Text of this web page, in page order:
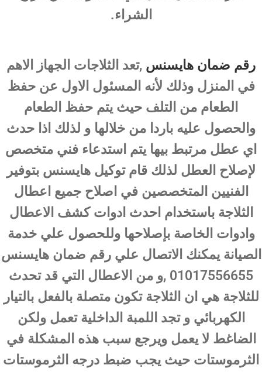
الشراء.
رقم ضمان هايسنس ,تعد الثلاجات الجهاز الاهم
في المنزل وذلك لأنه المسئول الاول عن حفظ
الطعام من التلف حيث يتم حفظ الطعام
والحصول عليه باردا من خلالها و لذلك اذا حدث
اي عطل مرتبط بيها يتم استدعاء فني متخصص
لإصلاح العطل لذلك قام توكيل هايسنس بتوفير
الفنيين المتخصصين في اصلاح جميع اعطال
الثلاجة باستخدام احدث ادوات كشف الاعطال
وادوات الخاصة بإصلاحها وللحصول علي خدمة
الصيانة يمكنك الاتصال علي رقم ضمان هايسنس
01017556655 ,و من الاعطال التي قد تحدث
للثلاجة هي ان الثلاجة تكون متصلة بالفعل بالتيار
الكهربائي و تجد اللمبة الداخلية تعمل ولكن
الضاغط لا يعمل ويرجع سبب هذه المشكلة في
الثرموستات حيث يجب ضبط درجه الثرموستات